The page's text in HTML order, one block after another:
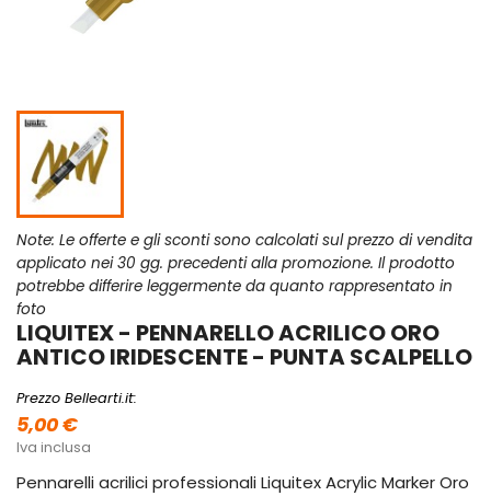
Note: Le offerte e gli sconti sono calcolati sul prezzo di vendita
applicato nei 30 gg. precedenti alla promozione. Il prodotto
potrebbe differire leggermente da quanto rappresentato in
foto
LIQUITEX - PENNARELLO ACRILICO ORO
ANTICO IRIDESCENTE - PUNTA SCALPELLO
Prezzo Bellearti.it:
5,00 €
Iva inclusa
Pennarelli acrilici professionali Liquitex Acrylic Marker Oro